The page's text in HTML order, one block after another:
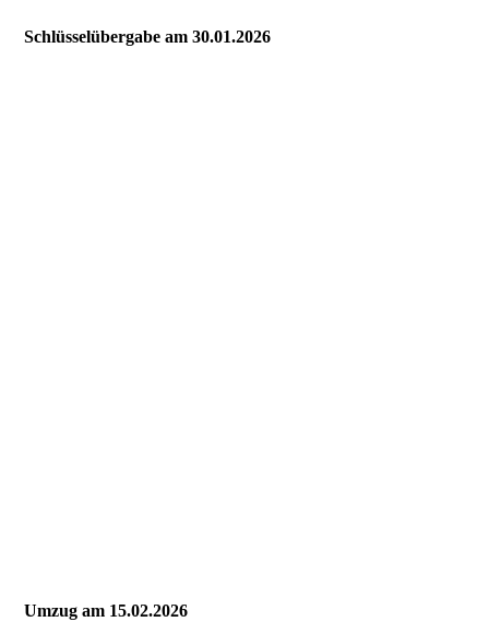
Schlüsselübergabe am 30.01.2026
Umzug am 15.02.2026